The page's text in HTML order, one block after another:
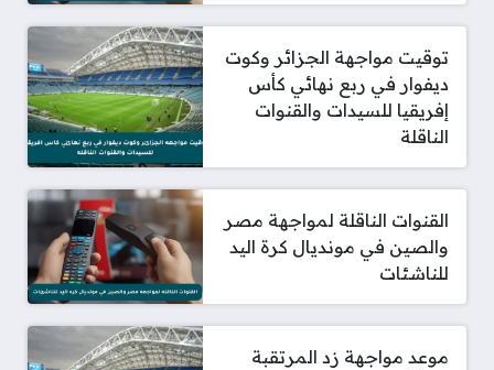
توقيت مواجهة الجزائر وكوت
ديفوار في ربع نهائي كأس
إفريقيا للسيدات والقنوات
الناقلة
القنوات الناقلة لمواجهة مصر
والصين في مونديال كرة اليد
للناشئات
موعد مواجهة زد المرتقبة